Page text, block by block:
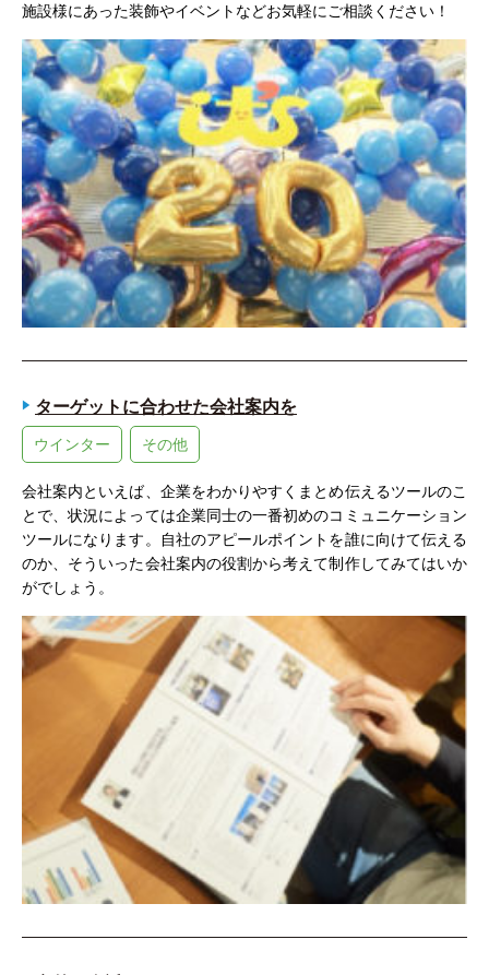
施設様にあった装飾やイベントなどお気軽にご相談ください！
ターゲットに合わせた会社案内を
ウインター その他
会社案内といえば、企業をわかりやすくまとめ伝えるツールのこ
とで、状況によっては企業同士の一番初めのコミュニケーション
ツールになります。自社のアピールポイントを誰に向けて伝える
のか、そういった会社案内の役割から考えて制作してみてはいか
がでしょう。